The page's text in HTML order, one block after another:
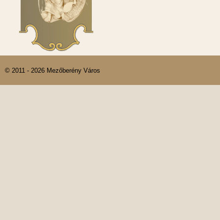
© 2011 - 2026 Mezőberény Város